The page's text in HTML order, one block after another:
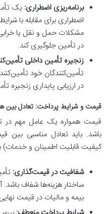
برنامه‌ریزی اضطراری: یک
اضطراری برای مقابله با
مشکلات حمل و نقل یا
در تأمین جلوگیری کند.
زنجیره تأمین داخلی
در ارزیابی پایداری زنجیره
قیمت و شرایط پرداخت: تعادل بین
قیمت همواره یک عامل مهم در
باشد. باید تعادل مناسبی بین
کیفیت قابلیت اطمینان و خدمات)
شفافیت در قیمت‌گذاری:
ساختار هزینه‌ها شفاف باشد.
بیمه و مالیات در قیمت